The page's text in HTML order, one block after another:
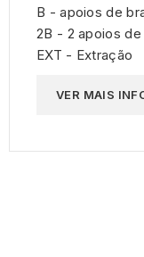
B - apoios de
2B - 2 apoios
EXT - Extração
VER MAIS